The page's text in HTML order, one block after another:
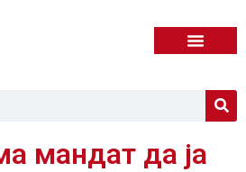
мандат да ја